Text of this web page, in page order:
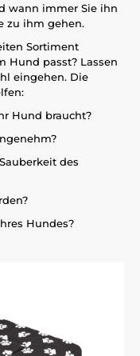
wann immer Sie ihn
zu ihm gehen.
Sortiment
Hund passt? Lassen
eingehen. Die
Hund braucht?
des
Hundes?